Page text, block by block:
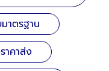
าตรฐาน
คาส่ง